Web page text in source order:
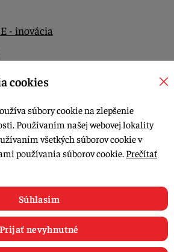
- inovácia
s.r.o. všetky práva vyhradené.
cookies
súbory cookie na zlepšenie
Používaním našej webovej lokality
všetkých súborov cookie v
používania súborov cookie. Prečítať
Súhlasím
Prijať nevyhnutné